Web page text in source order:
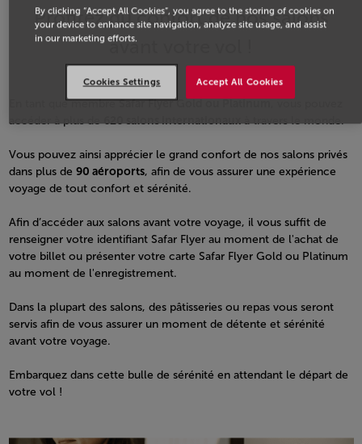
Profitez du confort de nos salons
avant votre vol !
En tant que membreSafar Flyer Gold ou Platinum, vous pouvez
accéder à plus de620 salons internationauxà travers le monde.
Vous pouvez ainsi apprécier le grand confort de nos salons privés
dans plus de 90 aéroports, afin de vous assurer une expérience
voyage de tout confort et sérénité.
Afin d’accéder aux salons avant votre voyage, il vous suffit de
renseigner votre identifiant Safar Flyer au moment de l'achat de
votre billet ou présenter votre carte Safar Flyer Gold ou Platinum
au moment de l'enregistrement.
Dans la plupart des salons, des pâtisseries ou repas vous seront
servis afin de vous assurer un moment de détente et sérénité
avant votre voyage.
Embarquez dans cette bulle de sérénité en attendant le départ de
votre vol !
By clicking “Accept All Cookies”, you agree to the storing of cookies on
your device to enhance site navigation, analyze site usage, and assist
in our marketing efforts.
Accept All Cookies
Cookies Settings